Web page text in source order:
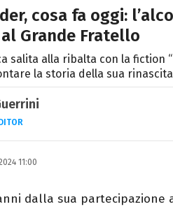
cosa fa oggi:
Grande Fratello
salita alla ribalta con la fiction
la storia della sua rinascita
Lettere, smania di viaggi e
11:00
dalla sua partecipazione